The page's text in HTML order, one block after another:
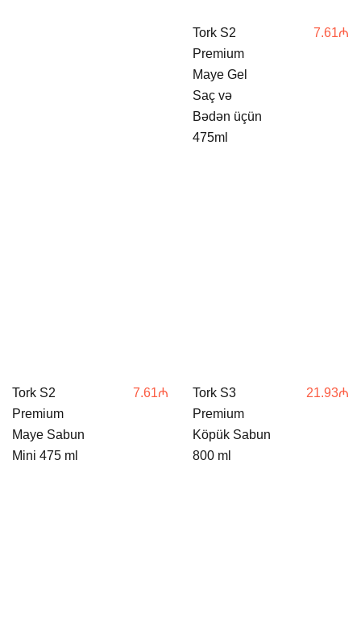
Tork S2
Premium
Maye Gel
Saç və
Bədən üçün
475ml
7.61₼
Tork S2
Premium
Maye Sabun
Mini 475 ml
7.61₼
Tork S3
Premium
Köpük Sabun
800 ml
21.93₼